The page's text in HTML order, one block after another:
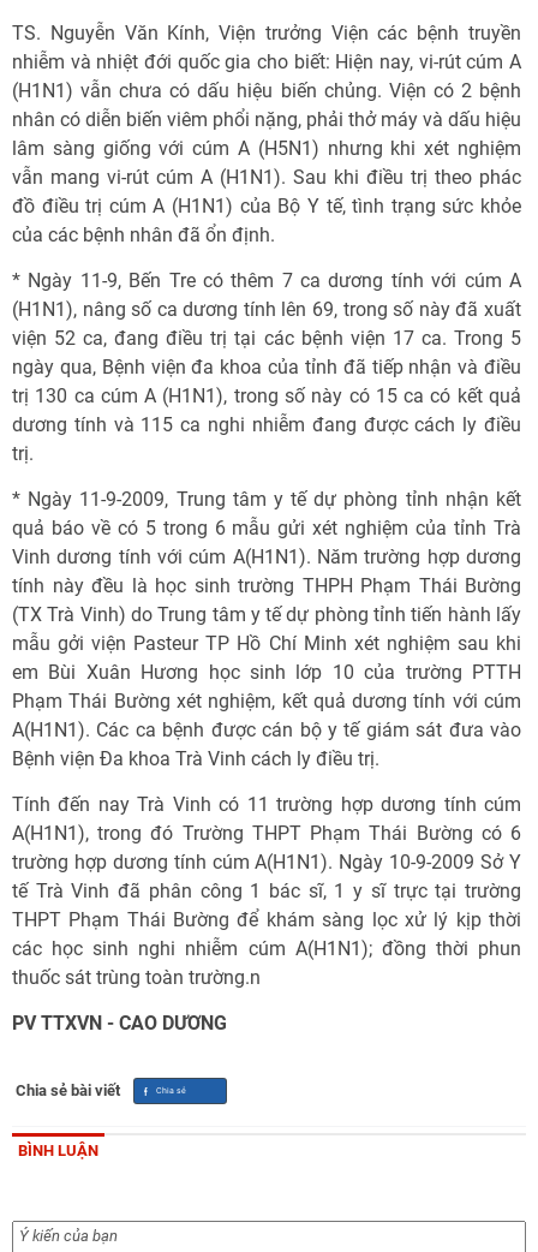
TS. Nguyễn Văn Kính, Viện trưởng Viện các bệnh truyền
nhiễm và nhiệt đới quốc gia cho biết: Hiện nay, vi-rút cúm A
(H1N1) vẫn chưa có dấu hiệu biến chủng. Viện có 2 bệnh
nhân có diễn biến viêm phổi nặng, phải thở máy và dấu hiệu
lâm sàng giống với cúm A (H5N1) nhưng khi xét nghiệm
vẫn mang vi-rút cúm A (H1N1). Sau khi điều trị theo phác
đồ điều trị cúm A (H1N1) của Bộ Y tế, tình trạng sức khỏe
của các bệnh nhân đã ổn định.
* Ngày 11-9, Bến Tre có thêm 7 ca dương tính với cúm A
(H1N1), nâng số ca dương tính lên 69, trong số này đã xuất
viện 52 ca, đang điều trị tại các bệnh viện 17 ca. Trong 5
ngày qua, Bệnh viện đa khoa của tỉnh đã tiếp nhận và điều
trị 130 ca cúm A (H1N1), trong số này có 15 ca có kết quả
dương tính và 115 ca nghi nhiễm đang được cách ly điều
trị.
* Ngày 11-9-2009, Trung tâm y tế dự phòng tỉnh nhận kết
quả báo về có 5 trong 6 mẫu gửi xét nghiệm của tỉnh Trà
Vinh dương tính với cúm A(H1N1). Năm trường hợp dương
tính này đều là học sinh trường THPH Phạm Thái Bường
(TX Trà Vinh) do Trung tâm y tế dự phòng tỉnh tiến hành lấy
mẫu gởi viện Pasteur TP Hồ Chí Minh xét nghiệm sau khi
em Bùi Xuân Hương học sinh lớp 10 của trường PTTH
Phạm Thái Bường xét nghiệm, kết quả dương tính với cúm
A(H1N1). Các ca bệnh được cán bộ y tế giám sát đưa vào
Bệnh viện Đa khoa Trà Vinh cách ly điều trị.
Tính đến nay Trà Vinh có 11 trường hợp dương tính cúm
A(H1N1), trong đó Trường THPT Phạm Thái Bường có 6
trường hợp dương tính cúm A(H1N1). Ngày 10-9-2009 Sở Y
tế Trà Vinh đã phân công 1 bác sĩ, 1 y sĩ trực tại trường
THPT Phạm Thái Bường để khám sàng lọc xử lý kịp thời
các học sinh nghi nhiễm cúm A(H1N1); đồng thời phun
thuốc sát trùng toàn trường.n
PV TTXVN - CAO DƯƠNG
Chia sẻ bài viết
BÌNH LUẬN